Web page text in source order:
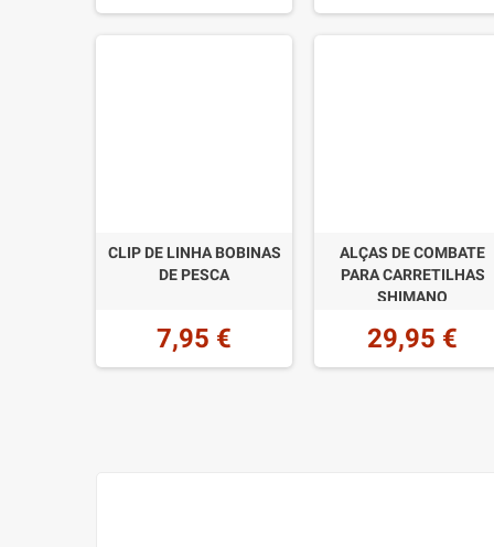
CLIP DE LINHA BOBINAS
DE PESCA
7,95 €
ALÇAS DE COMBATE
PARA CARRETILHAS
SHIMANO
29,95 €